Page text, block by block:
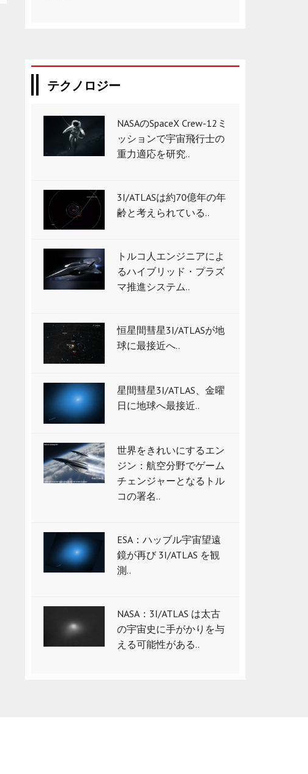
テクノロジー
NASAのSpaceX Crew-12ミ
ッションで宇宙飛行士の
重力適応を研究..
3I/ATLASは約70億年の年
齢と考えられている..
トルコ人エンジニアによ
るハイブリッド・プラズ
マ推進システム..
恒星間彗星3I/ATLASが地
球に最接近へ..
星間彗星3I/ATLAS、金曜
日に地球へ最接近..
世界をきれいにするエン
ジン：航空分野でゲーム
チェンジャーとなるトル
コの署名..
ESA：ハッブル宇宙望遠
鏡が再び 3I/ATLAS を観
測..
NASA：3I/ATLAS は太古
の宇宙史に手がかりを与
える可能性がある..